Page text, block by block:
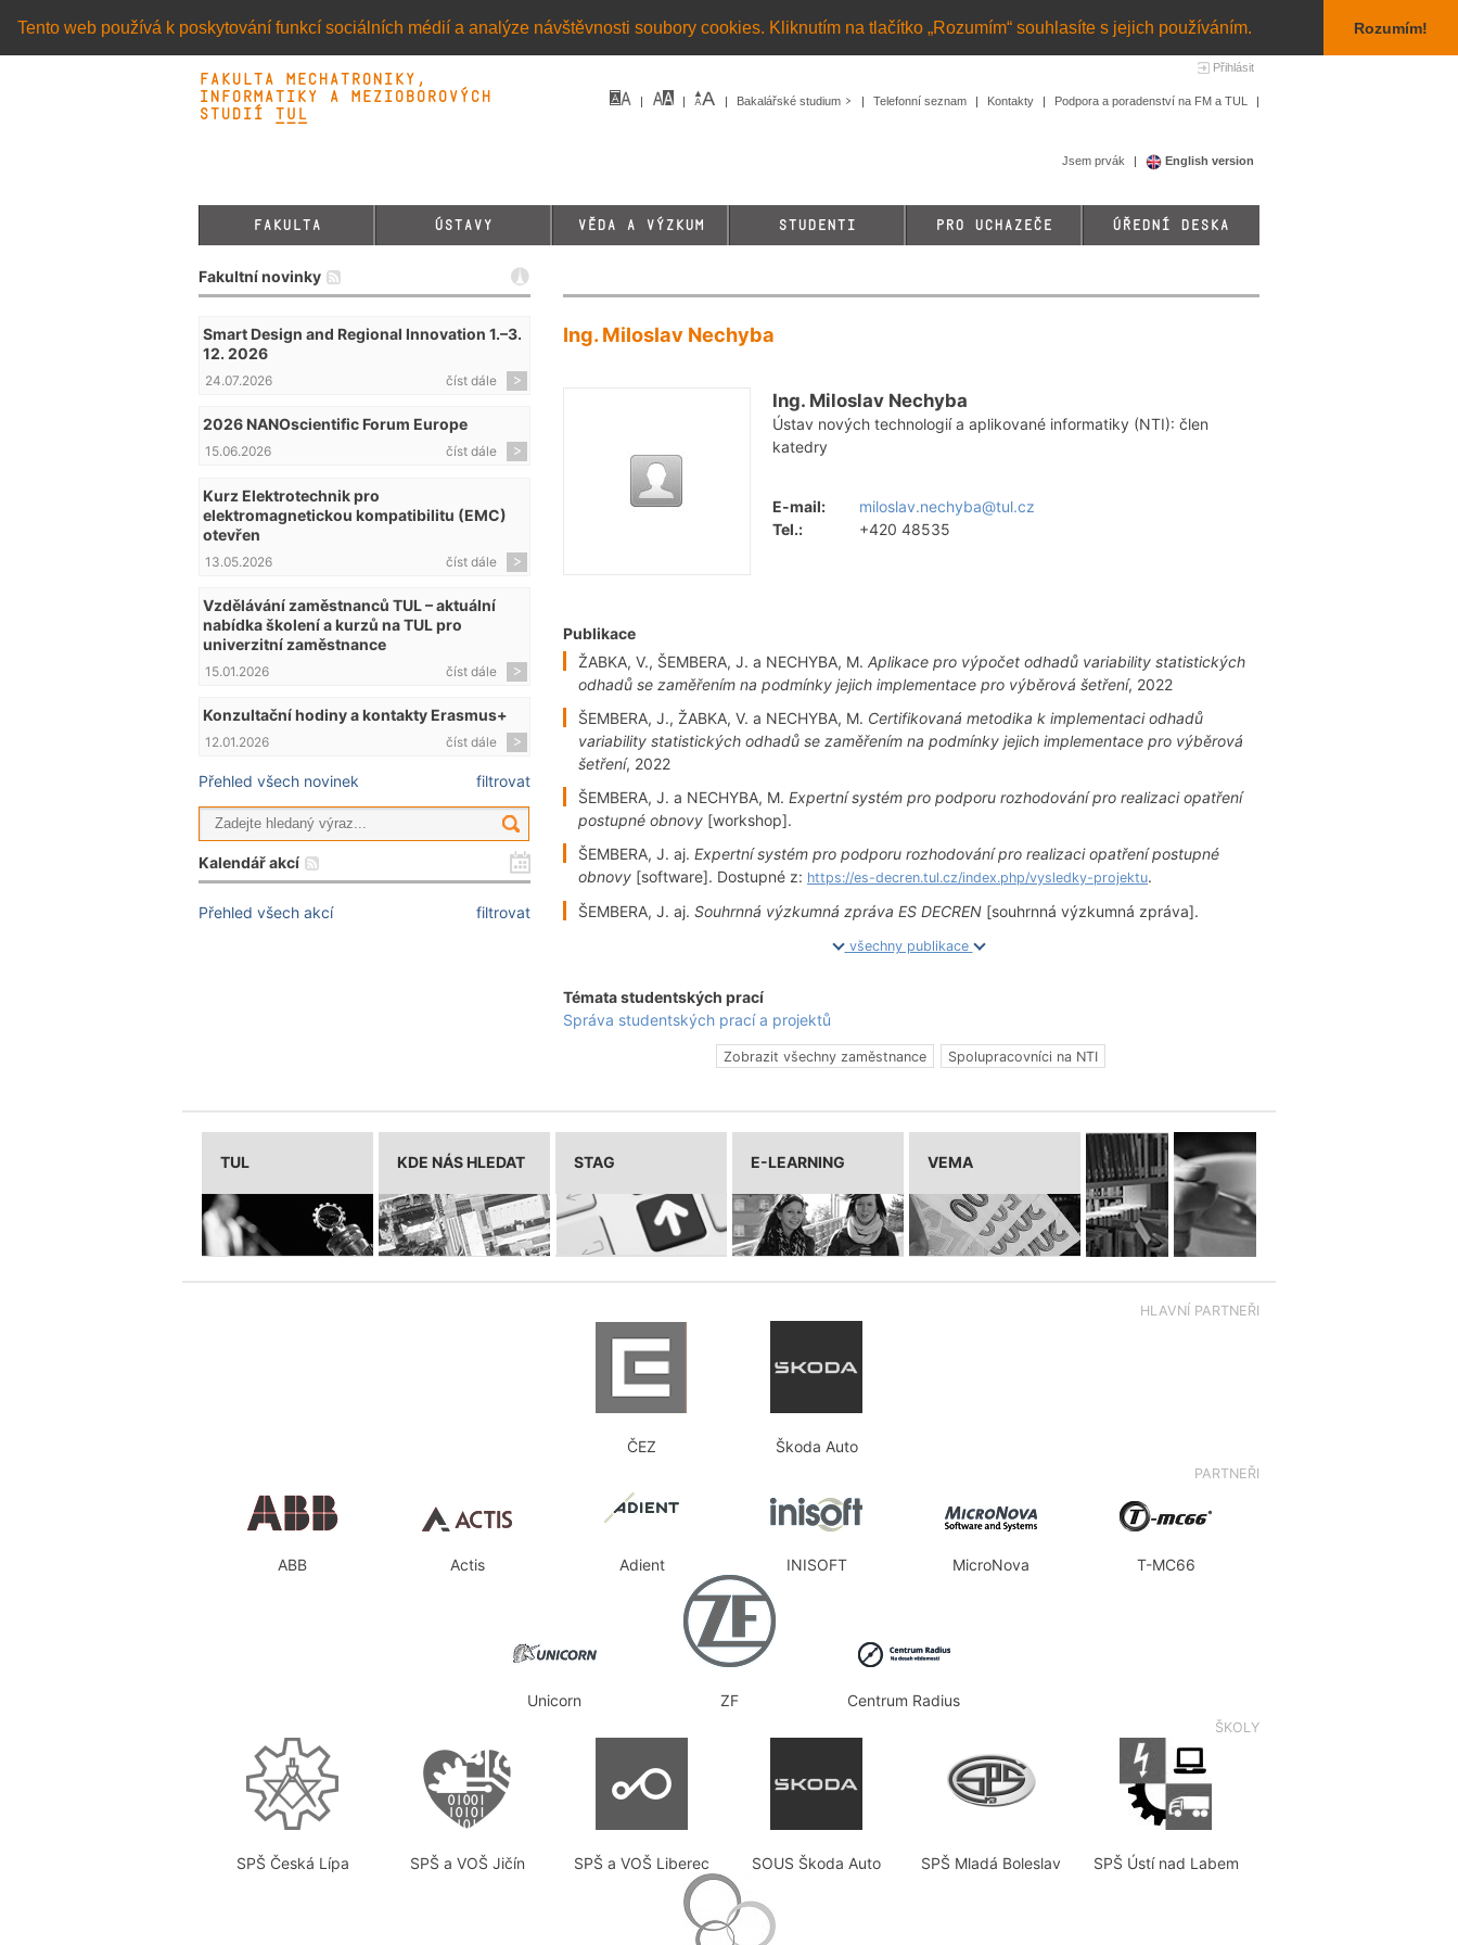
Tento web používá k poskytování funkcí sociálních médií a analýze návštěvnosti soubory cookies. Kliknutím na tlačítko „Rozumím“ souhlasíte s jejich používáním. Rozumím!
Přihlásit
Fakulta mechatroniky,
informatiky a mezioborových
studií TUL&
Bakalářské studium Telefonní seznam Kontakty Podpora a poradenství na FM a TUL
Jsem prvák English version
FAKULTA ÚSTAVY VĚDA A VÝZKUM STUDENTI PRO UCHAZEČE ÚŘEDNÍ DESKA
Fakultní novinky
Smart Design and Regional Innovation 1.–3.
12. 2026
číst dále
24.07.2026
2026 NANOscientific Forum Europe
číst dále
15.06.2026
Kurz Elektrotechnik pro
elektromagnetickou kompatibilitu (EMC)
otevřen
číst dále
13.05.2026
Vzdělávání zaměstnanců TUL – aktuální
nabídka školení a kurzů na TUL pro
univerzitní zaměstnance
číst dále
15.01.2026
Konzultační hodiny a kontakty Erasmus+
číst dále
12.01.2026
Přehled všech novinek filtrovat
Kalendář akcí
Přehled všech akcí filtrovat
Ing. Miloslav Nechyba
Ing. Miloslav Nechyba
Ústav nových technologií a aplikované informatiky (NTI): člen
katedry
E-mail:
miloslav.nechyba@tul.cz
Tel.:
+420 48535
Publikace
ŽABKA, V., ŠEMBERA, J. a NECHYBA, M. Aplikace pro výpočet odhadů variability statistických
odhadů se zaměřením na podmínky jejich implementace pro výběrová šetření, 2022
ŠEMBERA, J., ŽABKA, V. a NECHYBA, M. Certifikovaná metodika k implementaci odhadů
variability statistických odhadů se zaměřením na podmínky jejich implementace pro výběrová
šetření, 2022
ŠEMBERA, J. a NECHYBA, M. Expertní systém pro podporu rozhodování pro realizaci opatření
postupné obnovy [workshop].
ŠEMBERA, J. aj. Expertní systém pro podporu rozhodování pro realizaci opatření postupné
obnovy [software]. Dostupné z: https://es-decren.tul.cz/index.php/vysledky-projektu.
ŠEMBERA, J. aj. Souhrnná výzkumná zpráva ES DECREN [souhrnná výzkumná zpráva].
všechny publikace
Témata studentských prací
Správa studentských prací a projektů
Zobrazit všechny zaměstnance Spolupracovníci na NTI
TUL KDE NÁS HLEDAT STAG E-LEARNING VEMA
HLAVNÍ PARTNEŘI
ČEZ Škoda Auto
PARTNEŘI
ABB Actis Adient INISOFT MicroNova T-MC66
Unicorn ZF Centrum Radius
ŠKOLY
SPŠ Česká Lípa SPŠ a VOŠ Jičín SPŠ a VOŠ Liberec SOUS Škoda Auto SPŠ Mladá Boleslav SPŠ Ústí nad Labem